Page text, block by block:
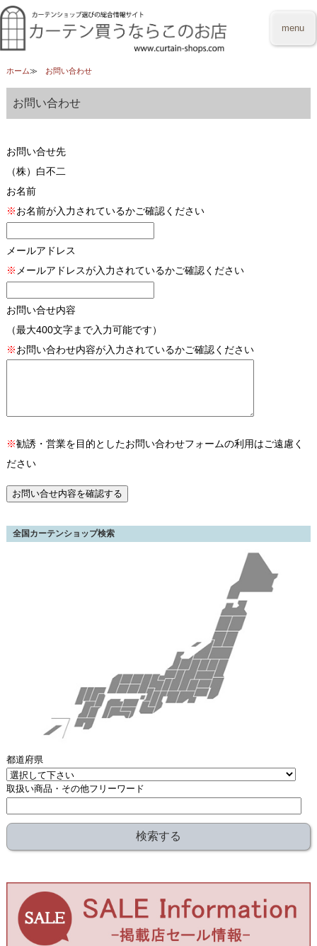
menu
ホーム お問い合わせ
お問い合わせ
お問い合せ先
（株）白不二
お名前
※お名前が入力されているかご確認ください
メールアドレス
※ メールアドレスが入力されているかご確認ください
お問い合せ内容
（最大400文字まで入力可能です）
※お問い合わせ内容が入力されているかご確認ください
※勧誘・営業を目的としたお問い合わせフォームの利用はご遠慮く
ださい
全国カーテンショップ検索
都道府県
取扱い商品・その他フリーワード